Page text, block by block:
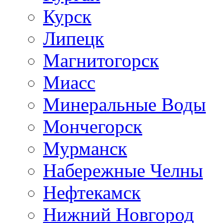
Курск
Липецк
Магнитогорск
Миасс
Минеральные Воды
Мончегорск
Мурманск
Набережные Челны
Нефтекамск
Нижний Новгород